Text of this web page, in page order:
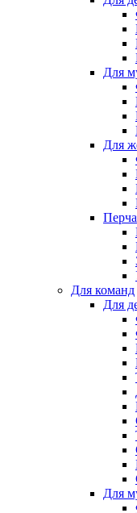
Для
Для
Для команд
Для
Для